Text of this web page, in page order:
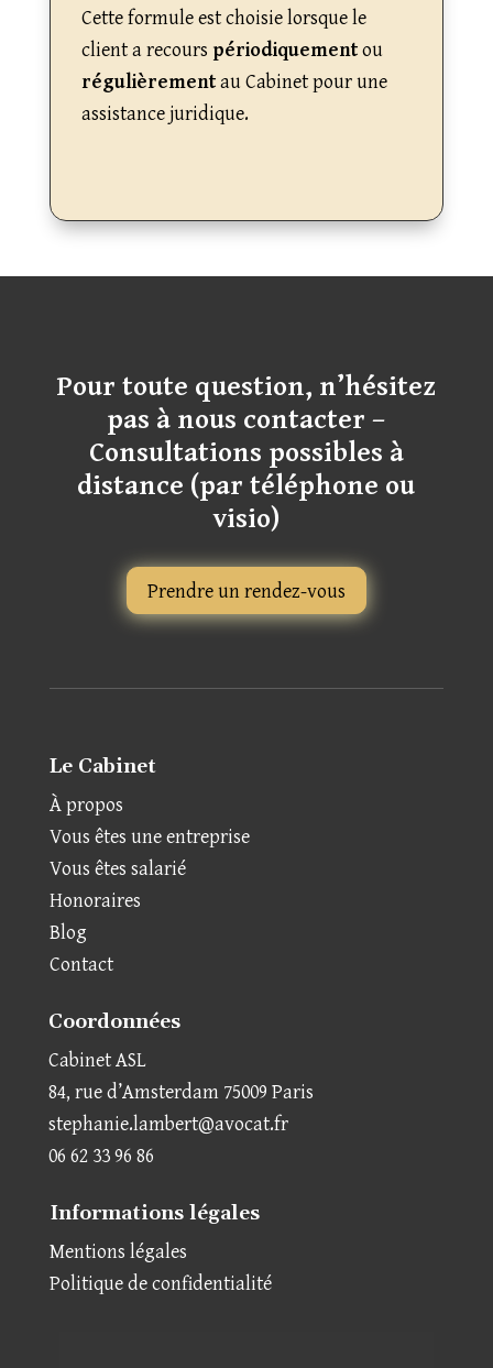
Cette formule est choisie lorsque le
client a recours périodiquementou
régulièrementau Cabinet pour une
assistance juridique.
Pour toute question, n’hésitez
pas à nous contacter –
Consultations possibles à
distance (par téléphone ou
visio)
Prendre un rendez-vous
Le Cabinet
À propos
Vous êtes une entreprise
Vous êtes salarié
Honoraires
Blog
Contact
Coordonnées
Cabinet ASL
84, rue d’Amsterdam 75009 Paris
stephanie.lambert@avocat.fr
06 62 33 96 86
Informations légales
Mentions légales
Politique de confidentialité